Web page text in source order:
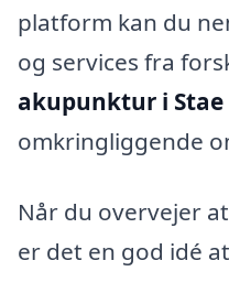
platform kan du
og services fra
akupunktur i Stae
omkringliggende
Når du overvejer
er det en god idé